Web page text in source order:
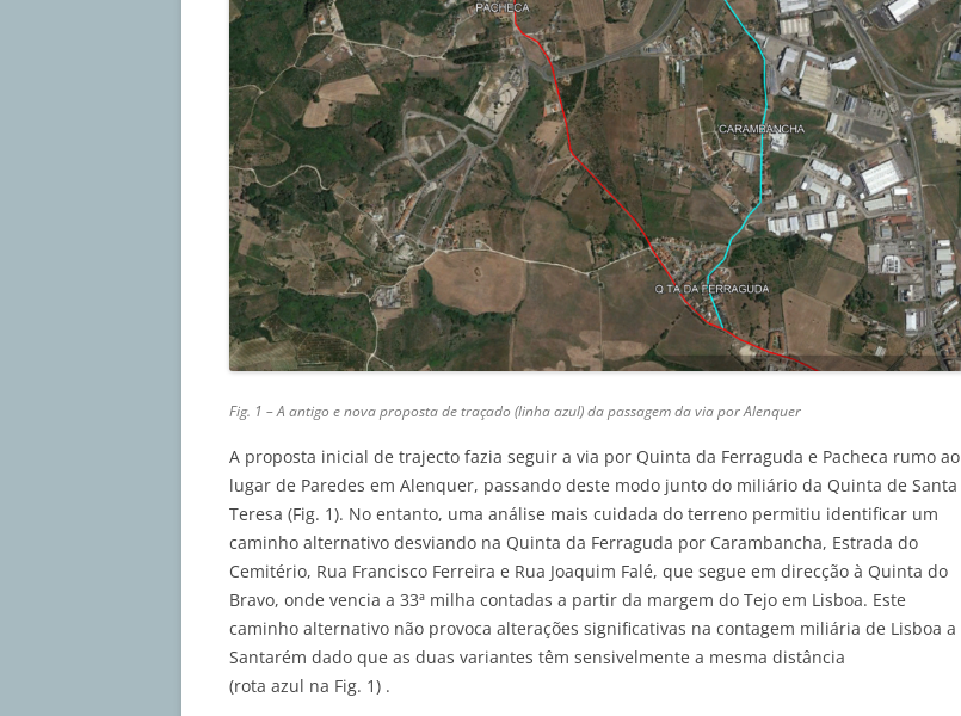
Fig. 1 – A antigo e nova proposta de traçado (linha azul) da passagem da via por Alenquer
A proposta inicial de trajecto fazia seguir a via por Quinta da Ferraguda e Pacheca rumo ao
lugar de Paredes em Alenquer, passando deste modo junto do miliário da Quinta de Santa
Teresa (Fig. 1). No entanto, uma análise mais cuidada do terreno permitiu identificar um
caminho alternativo desviando na Quinta da Ferraguda por Carambancha, Estrada do
Cemitério, Rua Francisco Ferreira e Rua Joaquim Falé, que segue em direcção à Quinta do
Bravo, onde vencia a 33ª milha contadas a partir da margem do Tejo em Lisboa. Este
caminho alternativo não provoca alterações significativas na contagem miliária de Lisboa a
Santarém dado que as duas variantes têm sensivelmente a mesma distância
(rota azul na Fig. 1) .